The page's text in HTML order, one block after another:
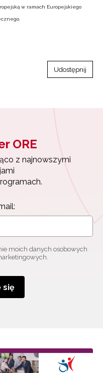
w ramach Europejskiego
Udostępnij
ORE
z najnowszymi
moich danych osobowych
się